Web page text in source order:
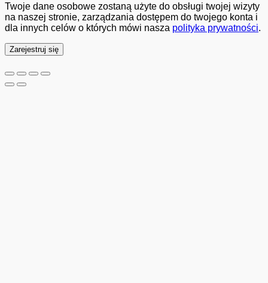
Twoje dane osobowe zostaną użyte do obsługi twojej wizyty
na naszej stronie, zarządzania dostępem do twojego konta i
dla innych celów o których mówi nasza polityka prywatności.
Zarejestruj się